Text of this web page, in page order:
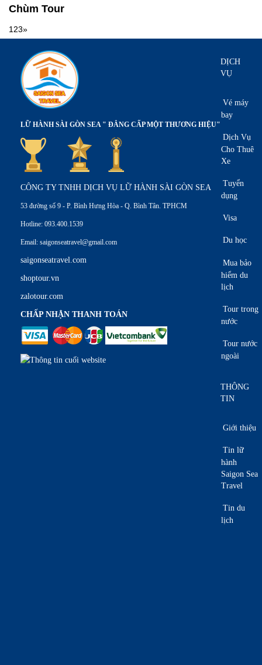
Chùm Tour
1 23»
LỮ HÀNH SÀI GÒN SEA " ĐẲNG CẤP MỘT THƯƠNG HIỆU"
CÔNG TY TNHH DỊCH VỤ LỮ HÀNH SÀI GÒN SEA
53 đường số 9 - P. Bình Hưng Hòa - Q. Bình Tân. TPHCM
Hotline: 093.400.1539
Email: saigonseatravel@gmail.com
saigonseatravel.com
shoptour.vn
zalotour.com
CHẤP NHẬN THANH TOÁN
DỊCH
VỤ
Vé máy
bay
Dịch Vụ
Cho Thuê
Xe
Tuyển
dụng
Visa
Du học
Mua bảo
hiểm du
lịch
Tour trong
nước
Tour nước
ngoài
THÔNG
TIN
Giới thiệu
Tin lữ
hành
Saigon Sea
Travel
Tin du
lịch